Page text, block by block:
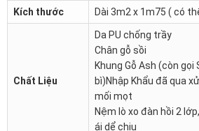
Kích thước Dài 3m2 x 1m75 ( có
Chất Liệu
Da PU chống trầy
Chân gỗ sồi
Khung Gỗ Ash (còn gọi
bì)Nhập Khẩu đã qua
mối mọt
Nệm lò xo đàn hồi 2
ái dể chịu